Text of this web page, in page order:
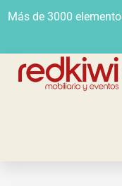
Más de 3000